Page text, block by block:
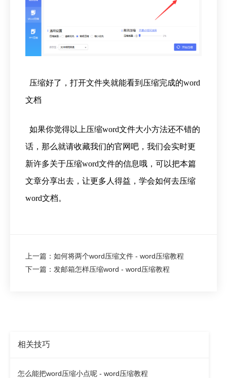
压缩好了，打开文件夹就能看到压缩完成的word
文档
如果你觉得以上压缩word文件大小方法还不错的
话，那么就请收藏我们的官网吧，我们会实时更
新许多关于压缩word文件的信息哦，可以把本篇
文章分享出去，让更多人得益，学会如何去压缩
word文档。
上一篇：如何将两个word压缩文件 - word压缩教程
下一篇：发邮箱怎样压缩word - word压缩教程
相关技巧
怎么能把word压缩小点呢 - word压缩教程